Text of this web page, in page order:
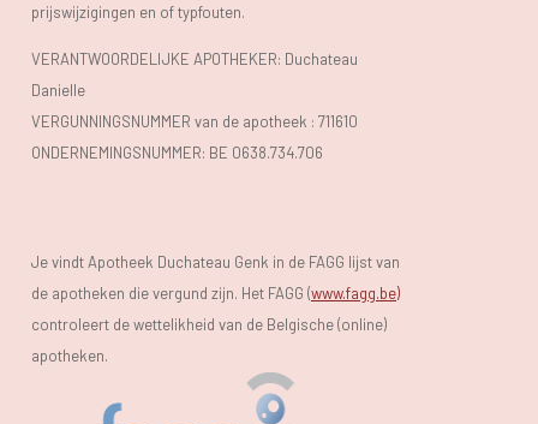
prijswijzigingen en of typfouten.
VERANTWOORDELIJKE APOTHEKER: Duchateau
Danielle
VERGUNNINGSNUMMER van de apotheek : 711610
ONDERNEMINGSNUMMER: BE 0638.734.706
Je vindt Apotheek Duchateau Genk in de FAGG lijst van
de apotheken die vergund zijn. Het FAGG (www.fagg.be)
controleert de wettelikheid van de Belgische (online)
apotheken.